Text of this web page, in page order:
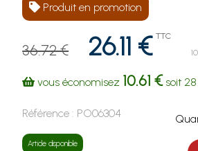
Produit en promotion
36.72 € 26.11 € TTC
vous économisez 10.61 €soit 28
Référence : PO06304
Article disponible